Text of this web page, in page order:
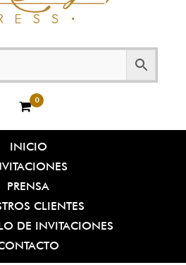
0
INICIO
PRENSA
CLIENTES
DE INVITACIONES